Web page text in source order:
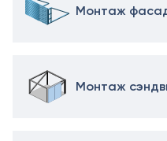
Монтаж
Монтаж